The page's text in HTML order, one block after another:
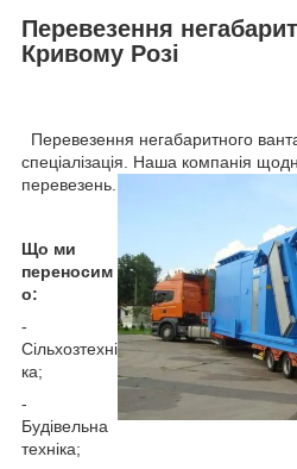
Перевезення
Кривому Розі
Перевезення негабаритного
спеціалізація. Наша компанія
перевезень.
Що ми
переносим
о:
-
Сільхозтехні
ка;
-
Будівельна
техніка;